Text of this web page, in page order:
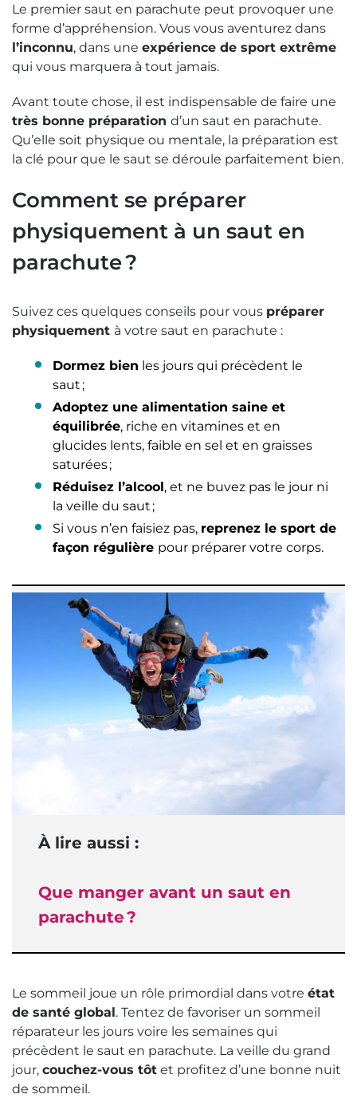
Le premier saut en parachute peut provoquer une
forme d’appréhension. Vous vous aventurez dans
l’inconnu, dans une expérience de sport extrême
qui vous marquera à tout jamais.
Avant toute chose, il est indispensable de faire une
très bonne préparation d’un saut en parachute.
Qu’elle soit physique ou mentale, la préparation est
la clé pour que le saut se déroule parfaitement bien.
Comment se préparer
physiquement à un saut en
parachute ?
Suivez ces quelques conseils pour vous préparer
physiquement à votre saut en parachute :
Dormez bien les jours qui précèdent le
saut ;
Adoptez une alimentation saine et
équilibrée, riche en vitamines et en
glucides lents, faible en sel et en graisses
saturées ;
Réduisez l’alcool, et ne buvez pas le jour ni
la veille du saut ;
Si vous n’en faisiez pas, reprenez le sport de
façon régulière pour préparer votre corps.
À lire aussi :
Que manger avant un saut en
parachute ?
Le sommeil joue un rôle primordial dans votre état
de santé global. Tentez de favoriser un sommeil
réparateur les jours voire les semaines qui
précèdent le saut en parachute. La veille du grand
jour, couchez-vous tôt et profitez d’une bonne nuit
de sommeil.